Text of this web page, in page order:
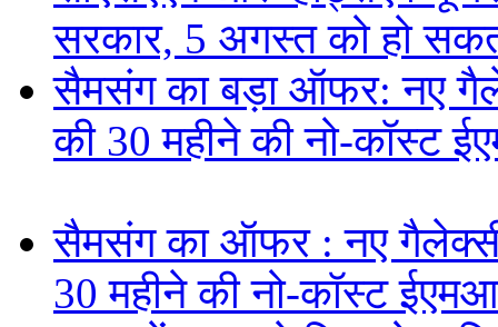
सरकार, 5 अगस्त को हो
सैमसंग का बड़ा ऑफर: नए
की 30 महीने की नो-कॉस्ट
सैमसंग का ऑफर : नए
30 महीने की नो-कॉस्ट